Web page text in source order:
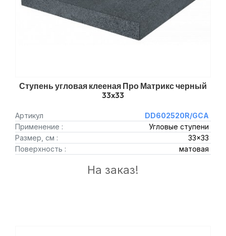
Ступень угловая клееная Про Матрикс черный
33x33
Артикул
DD602520R/GCA
Применение :
Угловые ступени
Размер, см :
33x33
Поверхность :
матовая
На заказ!